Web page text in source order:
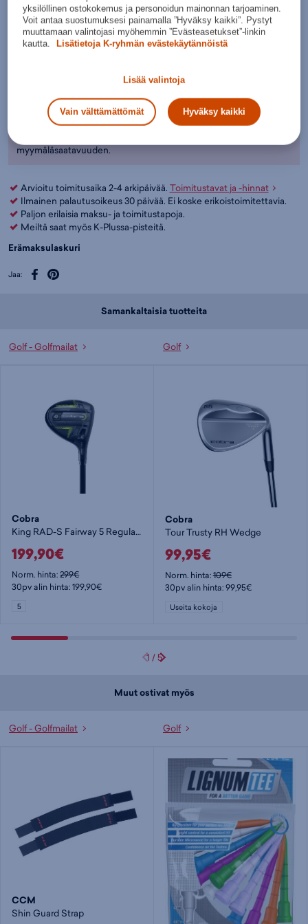
5
Näin valitset golfmailat
Tarkista saatavuus ja nouda myymälästä
Verkkokauppa: SaatavillaMyymälät: Saatavilla
myymäläsaatavuuden.
Arvioitu toimitusaika 2-4 arkipäivää. Toimitustavat ja -hinnat
Ilmainen palautusoikeus 30 päivää. Ei koske erikoistoimitettavia.
Paljon erilaisia maksu- ja toimitustapoja.
Meiltä saat myös K-Plussa-pisteitä.
Erämaksulaskuri
Jaa:
Samankaltaisia tuotteita
Golf - Golfmailat Golf
Cobra
King RAD-S Fairway 5 Regular RH - miesten väyläpuut
199,90€
Norm. hinta:299€
30pv alin hinta: 199,90€
5
Cobra
Tour Trusty RH Wedge
99,95€
Norm. hinta:109€
30pv alin hinta: 99,95€
Useita kokoja
1 /5
Muut ostivat myös
Golf - Golfmailat Golf
CCM
Shin Guard Strap
yksilöllinen ostokokemus ja personoidun mainonnan tarjoaminen.
Voit antaa suostumuksesi painamalla ”Hyväksy kaikki”. Pystyt
muuttamaan valintojasi myöhemmin ”Evästeasetukset”-linkin
kautta.
Lisätietoja K-ryhmän evästekäytännöistä
Lisää valintoja
Vain välttämättömät Hyväksy kaikki